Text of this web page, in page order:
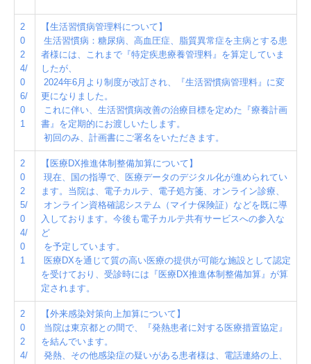
2
0
2
4/
0
6/
0
1
【生活習慣病管理料について】
生活習慣病：糖尿病、高血圧症、脂質異常症を主病とする患
者様には、これまで『特定疾患療養管理料』を算定していま
したが、
2024年6月より制度が改訂され、
『生活習慣病管理料』に変
更になりました。
これに伴い、生活習慣病改善の治療目標を定めた『療養計画
書』を定期的にお渡しいたします。
初回のみ、計画書にご署名をいただきます。
2
0
2
5/
0
4/
0
1
【医療DX推進体制整備加算について】
現在、国の指導で、医療データのデジタル化が進められてい
ます。当院は、電子カルテ、電子処方箋、オンライン診療、
オンライン資格確認システム（マイナ保険証）などを既に導
入しております。今後も電子カルテ共有サービスへの参入な
ど
を予定しています。
医療DXを通じて質の高い医療の提供が可能な施設として認定
を受けており、受診時には『医療DX推進体制整備加算』が算
定されます。
2
0
2
4/
【外来感染対策向上加算について】
当院は東京都との間で、『発熱患者に対する医療措置協定 』
を結んでいます。
発熱、その他感染症の疑いがある患者様は、 電話連絡の上、